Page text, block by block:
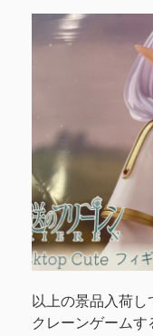
以上の景品入荷し
クレーンゲームす